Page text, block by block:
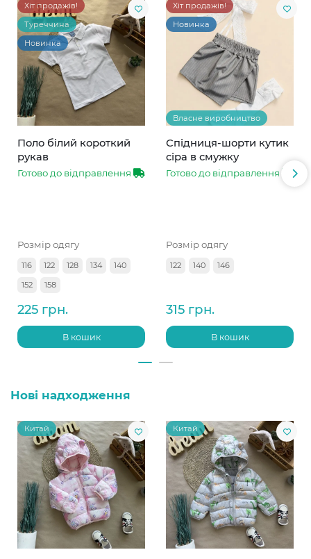
Хіт продажів!
Туреччина
Новинка
Поло білий короткий
рукав
Готово до відправлення
Розмір одягу
116 122 128 134
140
152
158
225 грн.
В кошик
Хіт продажів!
Новинка
Власне виробництво
Спідниця-шорти кутик
сіра в смужку
Готово до відправлення
Розмір одягу
122 140 146
315 грн.
В кошик
Нові надходження
Китай Китай